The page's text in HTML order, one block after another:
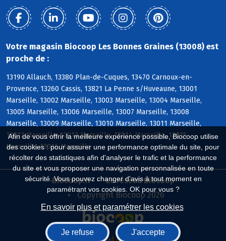
Afin de vous offrir la meilleure expérience possible, Biocoop utilise
des cookies : pour assurer une performance optimale du site, pour
récolter des statistiques afin d'analyser le trafic et la performance
du site et vous proposer une navigation personnalisée en toute
sécurité. Vous pouvez changer d'avis à tout moment en
paramétrant vos cookies. OK pour vous ?
En savoir plus et paramétrer les cookies
Je refuse J'accepte
Votre magasin Biocoop Les Bonnes Graines (13008) est
proche de :
13190 Allauch, 13380 Plan-de-Cuques, 13470 Carnoux-en-
Provence, 13260 Cassis, 13821 La Penne s/Huveaune, 13001
Marseille, 13002 Marseille, 13003 Marseille, 13004 Marseille,
13005 Marseille, 13006 Marseille, 13007 Marseille, 13008
Marseille, 13009 Marseille, 13010 Marseille, 13011 Marseille,
13012 Marseille, 13013 Marseille, 13014 Marseille, 13015
Marseille, 13016 Marseille
Biocoop.fr
Le réseau Biocoop
Copyright Biocoop 2026